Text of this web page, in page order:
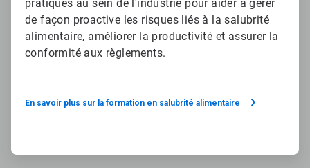
pratiques au sein de l'industrie pour aider à gérer
de façon proactive les risques liés à la salubrité
alimentaire, améliorer la productivité et assurer la
conformité aux règlements.
En savoir plus sur la formation en salubrité alimentaire